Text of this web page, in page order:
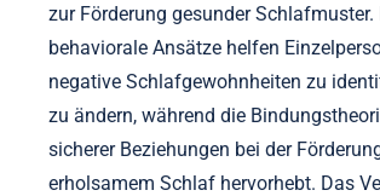
zur Förderung gesunder Schlafmuster.
behaviorale Ansätze helfen
negative Schlafgewohnheiten zu
zu ändern, während die
sicherer Beziehungen bei der
erholsamem Schlaf hervorhebt. Das